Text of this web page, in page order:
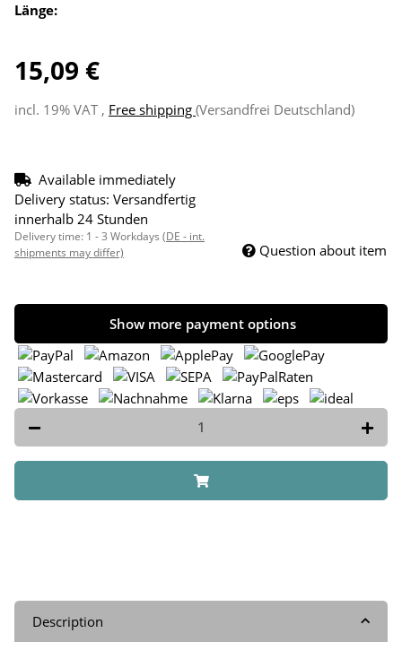
Länge:
15,09 €
incl. 19% VAT , Free shipping (Versandfrei Deutschland)
Available immediately
Delivery status: Versandfertig
innerhalb 24 Stunden
Delivery time: 1 - 3 Workdays (DE - int.
shipments may differ)
Question about item
Show more payment options
Description